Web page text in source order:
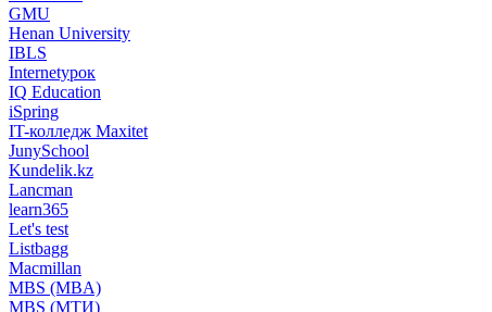
GMU
Henan University
IBLS
Internetурок
IQ Education
iSpring
IT-колледж Maxitet
JunySchool
Kundelik.kz
Lancman
learn365
Let's test
Listbagg
Macmillan
MBS (MBA)
MBS (МТИ)